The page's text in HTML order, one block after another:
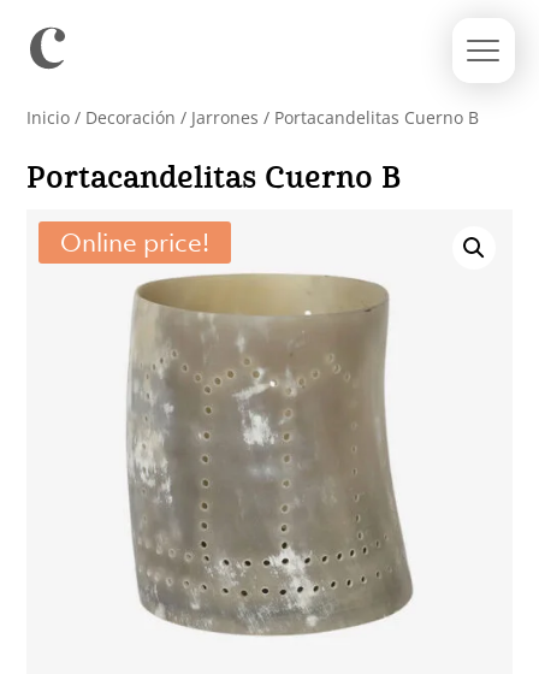
Inicio / Decoración / Jarrones / Portacandelitas Cuerno B
Portacandelitas Cuerno B
Online price!